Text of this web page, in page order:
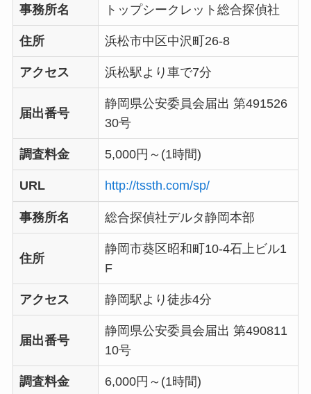
事務所名 トップシークレット総合探偵社
住所 浜松市中区中沢町26-8
アクセス 浜松駅より車で7分
届出番号
静岡県公安委員会届出 第491526
30号
調査料金 5,000円～(1時間)
URL http://tssth.com/sp/
事務所名 総合探偵社デルタ静岡本部
住所
静岡市葵区昭和町10-4石上ビル1
F
アクセス 静岡駅より徒歩4分
届出番号
静岡県公安委員会届出 第490811
10号
調査料金 6,000円～(1時間)